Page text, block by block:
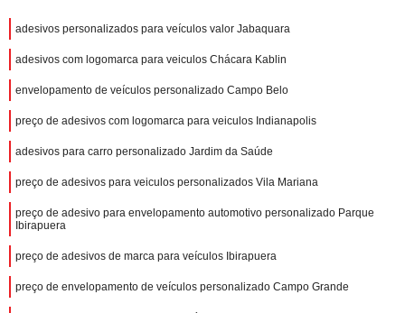
adesivos personalizados para veículos valor Jabaquara
adesivos com logomarca para veiculos Chácara Kablin
envelopamento de veículos personalizado Campo Belo
preço de adesivos com logomarca para veiculos Indianapolis
adesivos para carro personalizado Jardim da Saúde
preço de adesivos para veiculos personalizados Vila Mariana
preço de adesivo para envelopamento automotivo personalizado Parque
Ibirapuera
preço de adesivos de marca para veículos Ibirapuera
preço de envelopamento de veículos personalizado Campo Grande